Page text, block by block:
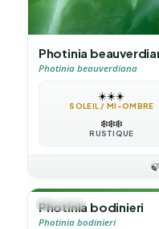
Photinia
Photinia beauverdiana
☀️☀️☀️
SOLEIL / MI-OMBRE
❄️❄️❄️
RUSTIQUE
🍃
🌳ARBRE
Photinia bodinieri
Photinia bodinieri